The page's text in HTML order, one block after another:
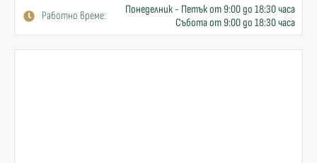
Работно време:
Понеделник - Петък от 9:00 до 18:30 часа
Събота от 9:00 до 18:30 часа